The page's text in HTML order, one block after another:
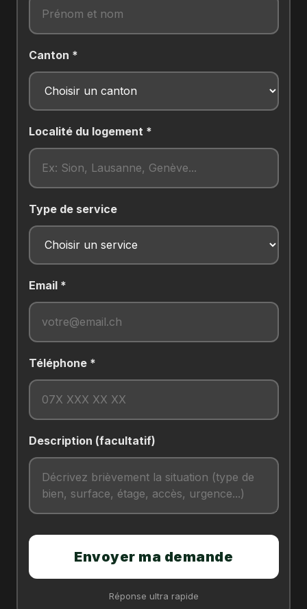
Canton *
Localité du logement *
Type de service
Email *
Téléphone *
Description (facultatif)
Envoyer ma demande
Réponse ultra rapide